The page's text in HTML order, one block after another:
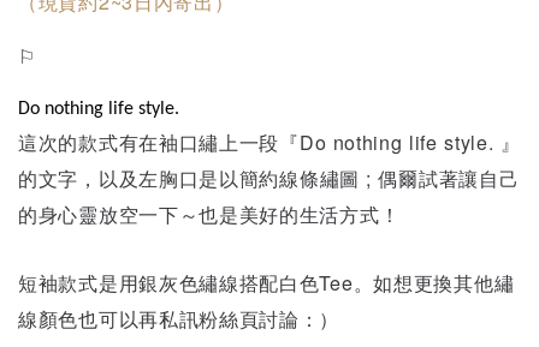
⚐
Do nothing life style.
這次的款式有在袖口繡上一段『Do nothing life style. 』
的文字， 以及左胸口是以簡約線條繡圖 ; 偶爾試著讓自己
的身心靈放空一下～也是美好的生活方式！
短袖款式是用銀灰色繡線搭配白色Tee。如想更換其他繡
線顏色也可以再私訊粉絲頁討論：）